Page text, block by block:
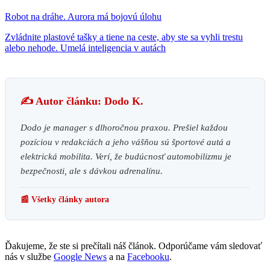
Robot na dráhe. Aurora má bojovú úlohu
Zvládnite plastové tašky a tiene na ceste, aby ste sa vyhli trestu
alebo nehode. Umelá inteligencia v autách
✍️ Autor článku: Dodo K.
Dodo je manager s dlhoročnou praxou. Prešiel každou
pozíciou v redakciách a jeho vášňou sú športové autá a
elektrická mobilita. Verí, že budúcnosť automobilizmu je
bezpečnosti, ale s dávkou adrenalínu.
📰 Všetky články autora
Ďakujeme, že ste si prečítali náš článok. Odporúčame vám sledovať
nás v službe Google News a na Facebooku.